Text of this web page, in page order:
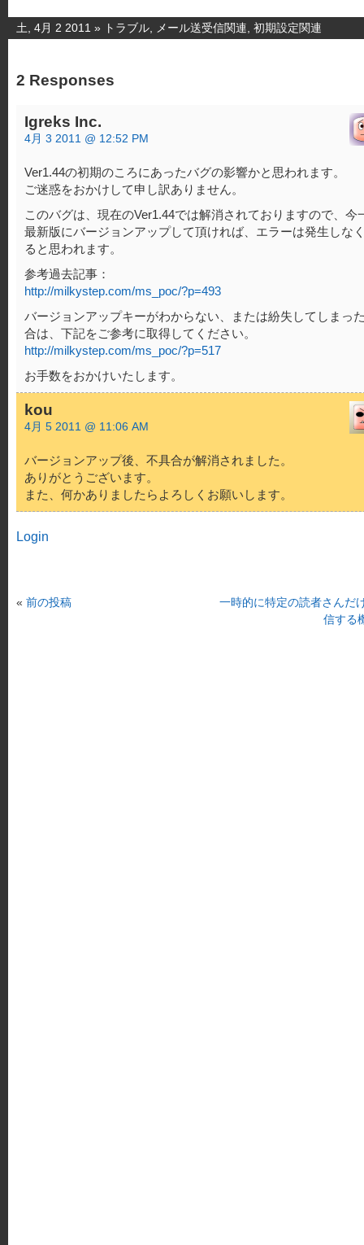
土, 4月 2 2011 » トラブル メール送受信関連 初期設定関連
2 Responses
Igreks Inc.
4月 3 2011 @ 12:52 PM
Ver1.44の初期のころにあったバグの影響かと思われます。
ご迷惑をおかけして申し訳ありません。
このバグは、現在のVer1.44では解消されておりますので、今
最新版にバージョンアップして頂ければ、エラーは発生しな
ると思われます。
参考過去記事：
http://milkystep.com/ms_poc/?p=493
バージョンアップキーがわからない、または紛失してしまっ
合は、下記をご参考に取得してください。
http://milkystep.com/ms_poc/?p=517
お手数をおかけいたします。
kou
4月 5 2011 @ 11:06 AM
バージョンアップ後、不具合が解消されました。
ありがとうございます。
また、何かありましたらよろしくお願いします。
Login
« 前の投稿
一時的に特定の読者さんだ
信する